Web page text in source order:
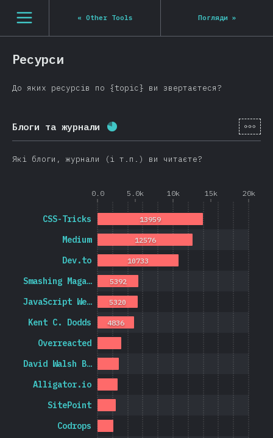
[ua-UA] general.open_nav
« Other Tools Погляди »
Ресурси
До яких ресурсів по {topic} ви звертаєтеся?
Блоги та журнали Відсоток заповнення: 78.7 % (
[ua-
Які блоги, журнали (і т.п.) ви читаєте?
0.0 5.0k 10k 15k 20k
Codrops
SitePoint
Alligator.io
David Walsh B…
Overreacted
Kent C. Dodds
JavaScript We…
Smashing Maga…
Dev.to
Medium
CSS-Tricks
4836
5320
5392
10733
12576
13959